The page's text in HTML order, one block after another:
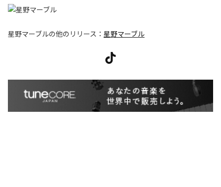
星野マーブルの他のリリース： 星野マーブル